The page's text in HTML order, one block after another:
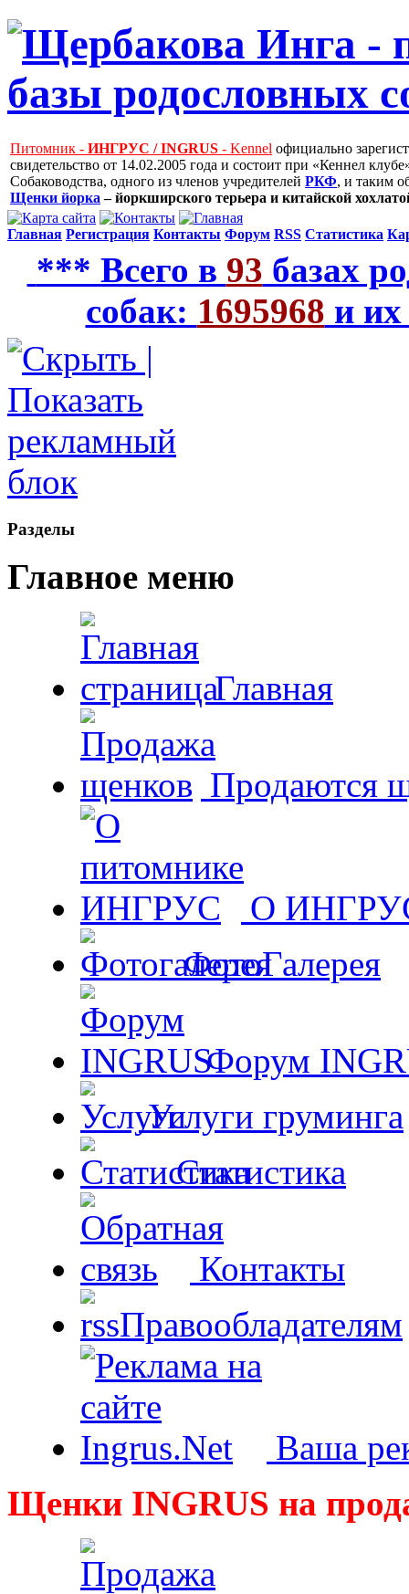
Питомник - ИНГРУС / INGRUS - Kennel официально
свидетельство от 14.02.2005 года и состоит при «Кеннел
Собаководства, одного из членов учредителей РКФ, и таким
Щенки йорка – йоркширского терьера и китайской
Главная Регистрация Контакты Форум RSS Статистика
*** Всего в 93 базах
собак: 1695968 и
Рaзделы
Главное меню
Главная
Продаются
О
ФотоГалерея
Форум
Услуги груминга
Статистика
Контакты
Правообладателям
Ваша
Щенки INGRUS на